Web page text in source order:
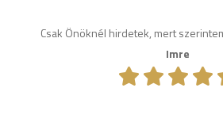
Csak Önöknél hirdetek, mert
Imre